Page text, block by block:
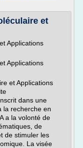
et
Applications
Applications
et Applications
dans une
la recherche en
a la volonté de
de
de stimuler les
La visée